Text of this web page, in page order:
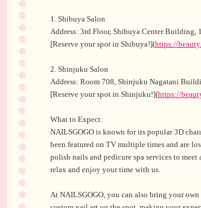
1. Shibuya Salon
Address: 3rd Floor, Shibuya Center Building,
[Reserve your spot in Shibuya!](https://
2. Shinjuku Salon
Address: Room 708, Shinjuku Nagatani
[Reserve your spot in Shinjuku!](https://
What to Expect:
NAILSGOGO is known for its popular 3D
been featured on TV multiple times and are
polish nails and pedicure spa services to
relax and enjoy your time with us.
At NAILSGOGO, you can also bring your